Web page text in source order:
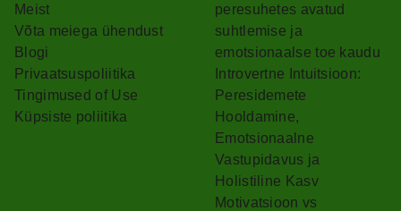
Meist
Võta meiega ühendust
Blogi
Privaatsuspoliitika
Tingimused of Use
Küpsiste poliitika
peresuhetes avatud
suhtlemise ja
emotsionaalse toe kaudu
Introvertne Intuitsioon:
Peresidemete
Hooldamine,
Emotsionaalne
Vastupidavus ja
Holistiline Kasv
Motivatsioon vs